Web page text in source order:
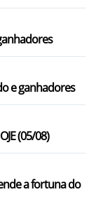
e ganhadores
(05/08)
a fortuna do